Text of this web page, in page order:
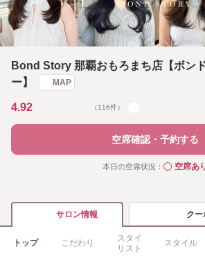
Bond Story 那覇おもろまち店【ボン
ー】
MAP
4.92 （116件）
空席確認・予約する
本日の空席状況： ◯空席あ
サロン情報 ク
トップ こだわり
スタイ
リスト
スタイル